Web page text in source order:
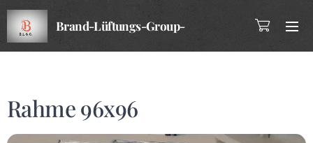
Brand-Lüftungs-Group-
Rahme 96x96